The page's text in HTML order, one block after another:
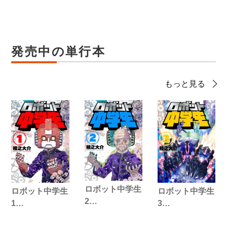
発売中の単行本
もっと見る
ロボット中学生
1…
ロボット中学生
2…
ロボット中学生
3…